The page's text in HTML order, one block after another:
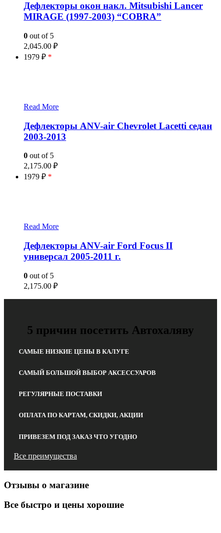
Дефлекторы окон накл. Mitsubishi Lancer
MIRAGE (1997-2003) “COBRA”
0 out of 5
2,045.00 ₽
1979 ₽ *
Read More
Дефлекторы ANV-air Chevrolet Lacetti седан
2003-2013
0 out of 5
2,175.00 ₽
1979 ₽ *
Read More
Дефлекторы ANV-air Ford Focus II
универсал 2005-2011 г.
0 out of 5
2,175.00 ₽
5 причин посетить Автохаляву
САМЫЕ НИЗКИЕ ЦЕНЫ В КАЛУГЕ
САМЫЙ БОЛЬШОЙ ВЫБОР АКСЕССУАРОВ
РЕГУЛЯРНЫЕ ПОСТАВКИ
ОПЛАТА ПО КАРТАМ, СКИДКИ, АКЦИИ
ПРИВЕЗЕМ ПОД ЗАКАЗ ЧТО УГОДНО
Все преимущества
Отзывы о магазине
Все быстро и цены хорошие